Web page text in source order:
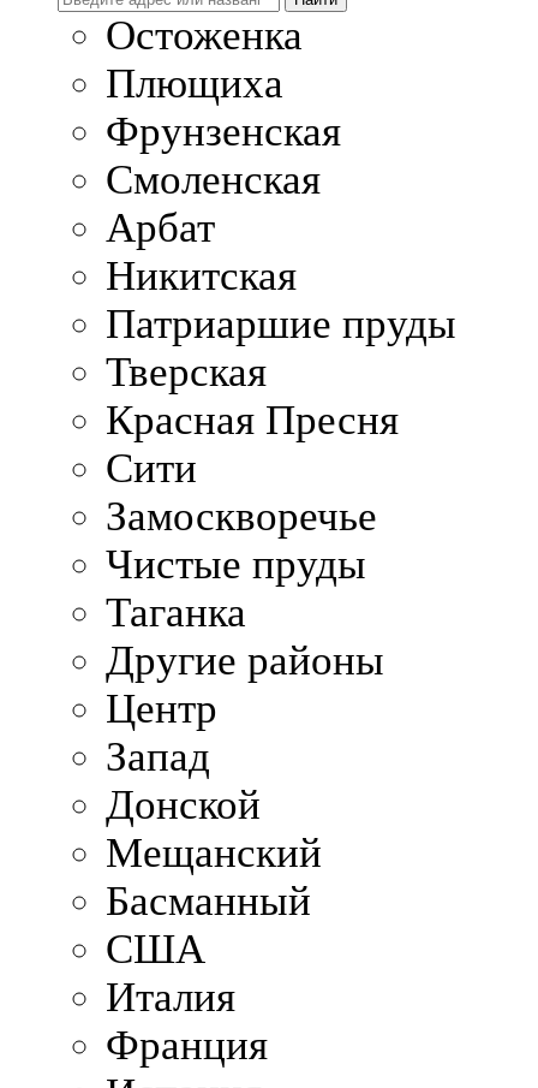
Остоженка
Плющиха
Фрунзенская
Смоленская
Арбат
Никитская
Патриаршие пруды
Тверская
Красная Пресня
Сити
Замоскворечье
Чистые пруды
Таганка
Другие районы
Центр
Запад
Донской
Мещанский
Басманный
США
Италия
Франция